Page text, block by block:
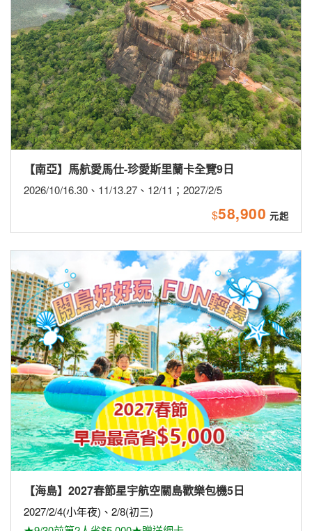
【南亞】馬航愛馬仕-珍愛斯里蘭卡全覽9日
2026/10/16.30、11/13.27、12/11；2027/2/5
$58,900
【海島】2027春節星宇航空關島歡樂包機5日
2027/2/4(小年夜)、2/8(初三)